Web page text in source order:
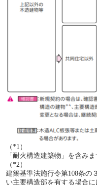
（*1）
「耐火構造建築物」を含みま
（*2）
建築基準法施行令第108条の
い主要構造部を有する場合